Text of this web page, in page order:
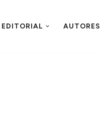
EDITORIAL AUTORES